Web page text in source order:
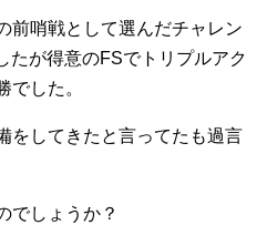
前哨戦として選んだチャレン
たが得意のFSでトリプルアク
でした。
をしてきたと言ってたも過言
でしょうか？